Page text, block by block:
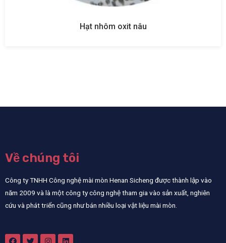
Hạt nhôm oxit nâu
Về chúng tôi
Công ty TNHH Công nghệ mài mòn Henan Sicheng được thành lập vào
năm 2009 và là một công ty công nghệ tham gia vào sản xuất, nghiên
cứu và phát triển cũng như bán nhiều loại vật liệu mài mòn.